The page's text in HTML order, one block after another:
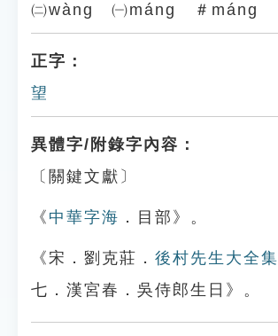
㈡wàng ㈠máng ＃máng
正字：
望
異體字/附錄字內容：
〔關鍵文獻〕
《 中華字海 ．目部》。
《宋．劉克莊． 後村先生大全集
七．漢宮春．吳侍郎生日》。